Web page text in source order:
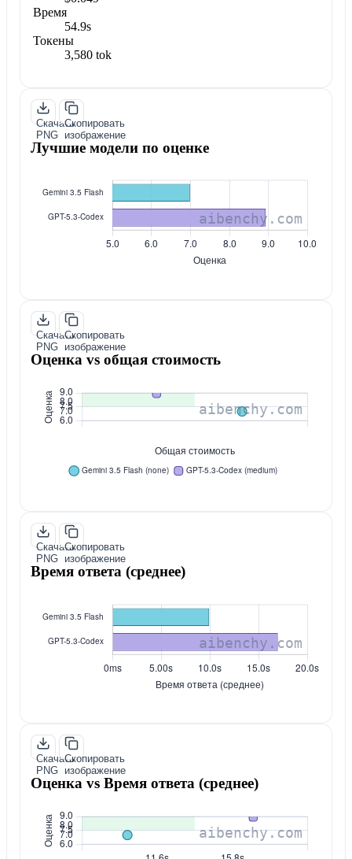
Время
54.9s
Токены
3,580 tok
Скачать
PNG
Скопировать
изображение
Лучшие модели по оценке
Скачать
PNG
Скопировать
изображение
Оценка vs общая стоимость
Скачать
PNG
Скопировать
изображение
Время ответа (среднее)
Скачать
PNG
Скопировать
изображение
Оценка vs Время ответа (среднее)